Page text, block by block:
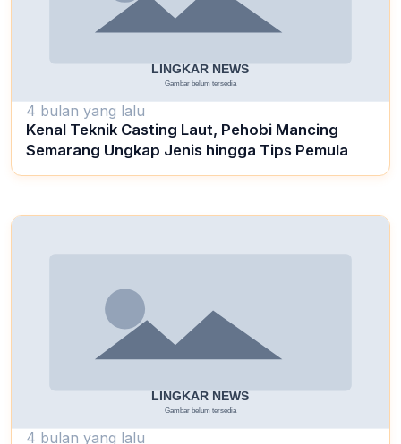
4 bulan yang lalu
Kenal Teknik Casting Laut, Pehobi Mancing
Semarang Ungkap Jenis hingga Tips Pemula
4 bulan yang lalu